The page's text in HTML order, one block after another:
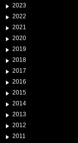
2023
2022
2021
2020
2019
2018
2017
2016
2015
2014
2013
2012
2011